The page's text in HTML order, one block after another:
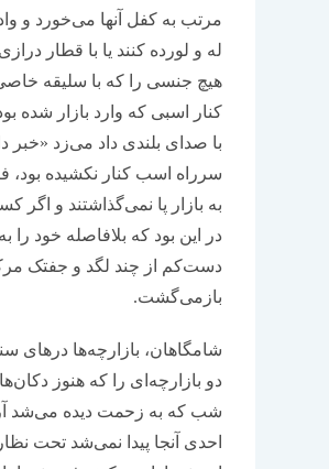
مرتب به کفل آنها می‌خورد و
له و لورده کنند یا با قطار
هیچ جنسی را که با سلیقه
کنار اسبی که وارد بازار
با صدای بلندی داد می‌زد «خبر
سرراه اسب کنار نکشیده بود،
به بازار پا نمی‌گذاشتند و
در این بود که بلافاصله خود را
دست‌کم از چند لگد و جفتک
بازمی‌گشت.
شامگاهان، بازارچه‌ها
دو بازارچه‌ای را که هنوز
شب که به زحمت دیده می‌شد
احدی آنجا پیدا نمی‌شد تحت